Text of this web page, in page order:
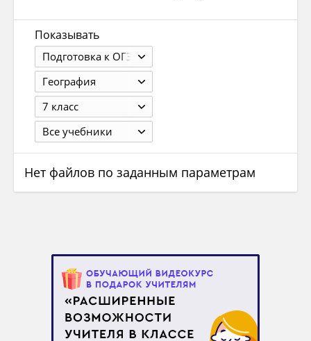
Показывать
Подготовка к ОГЭ
География
7 класс
Все учебники
Нет файлов по заданным параметрам